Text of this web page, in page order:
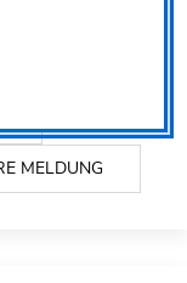
MELDUNG